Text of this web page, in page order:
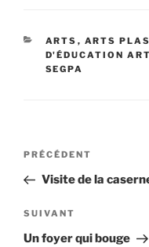
CATÉGORIES
ARTS , ARTS
D'ÉDUCATION
SEGPA
Navigation
l’article
Article
précédent
PRÉCÉDENT
Visite de la
Article
suivant
SUIVANT
Un foyer qui bouge